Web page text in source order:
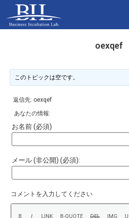
oexqef
このトピックは空です。
返信先: oexqef
あなたの情報:
お名前 (必須)
メール (非公開) (必須):